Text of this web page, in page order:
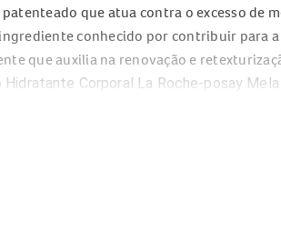
que atua contra o excesso de
conhecido por contribuir para
que auxilia na renovação e
Corporal La Roche-posay
visivelmente a aparência de manchas